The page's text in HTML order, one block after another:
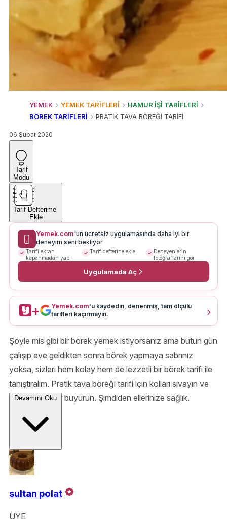
YEMEK YEMEK TARİFLERİ
HAMUR İŞİ TARİFLERİ
BÖREK TARİFLERİ
PRATİK TAVA BÖREĞİ TARİFİ
06 Şubat 2020
Tarif
Modu
Tarif Defterime
Ekle
Yemek.com'un ücretsiz uygulamasında daha iyi bir
deneyim seni bekliyor
Tarifi ekran
kapanmadan yap
Tarif defterine ekle
Deneyenlerin
fotoğraflarını gör
Uygulamada Aç
+ Yemek.com'u kaydedin, denenmiş, tam ölçülü
tarifleri kaçırmayın.
Şöyle mis gibi bir börek yemek istiyorsanız ama bütün gün
çalışıp eve geldikten sonra börek yapmaya sabrınız
yoksa, sizleri hem kolay hem de lezzetli bir börek tarifi ile
tanıştıralım. Pratik tava böreği tarifi için kolları sıvayın ve
mutfağa kadar buyurun. Şimdiden ellerinize sağlık.
Devamını Oku
sultan polat
ÜYE